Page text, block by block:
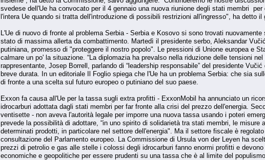
svedese dell'Ue ha convocato per il 4 gennaio una nuova riunione degli stati membri
l'intera Ue quando si tratta dell'introduzione di possibili restrizioni all'ingresso", ha detto il
L'Ue di nuovo di fronte al problema Serbia - Serbia e Kosovo si sono trovati
stato di massima allerta da combattimento. Martedì il presidente serbo, Aleksandar
putiniana, promesso di "proteggere il nostro popolo". Le pressioni di Unione europea e
calmare un po' la situazione. “La diplomazia ha prevalso nella riduzione delle tensioni
rappresentante, Josep Borrell, parlando di “leadership responsabile” del presidente
breve durata. In un editoriale Il Foglio spiega che l'Ue ha un problema Serbia: che sia
di fronte a una scelta sul futuro europeo o putiniano del suo paese.
Exxon fa causa all'Ue per la tassa sugli extra profitti - ExxonMobil ha annunciato un
idrocarburi adottata dagli stati membri per far fronte alla crisi del prezzo dell'energia.
ventisette - non aveva l'autorità legale per imporre una nuova tassa usando i poteri
prevede la possibilità di adottare, “in uno spirito di solidarietà tra stati membri, le
determinati prodotti, in particolare nel settore dell'energia". Ma il settore fiscale è
consultazione del Parlamento europeo. La Commissione di Ursula von der Leyen ha
prezzi di petrolio e gas alle stelle i colossi degli idrocarburi fanno enormi profitti e
economiche e geopolitiche per essere prudenti su una tassa che è al limite del populismo.